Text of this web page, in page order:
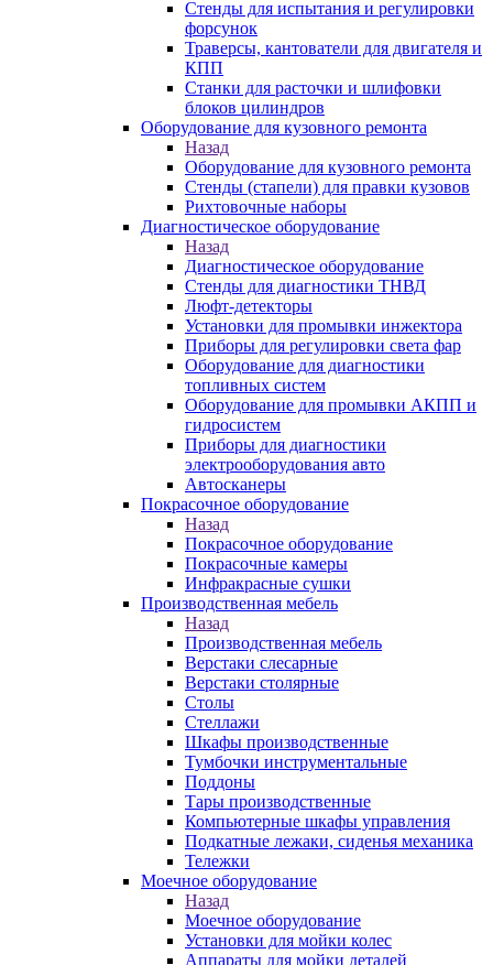
Стенды для испытания и регулировки
форсунок
Траверсы, кантователи для двигателя и
КПП
Станки для расточки и шлифовки
блоков цилиндров
Оборудование для кузовного ремонта
Назад
Оборудование для кузовного ремонта
Стенды (стапели) для правки кузовов
Рихтовочные наборы
Диагностическое оборудование
Назад
Диагностическое оборудование
Стенды для диагностики ТНВД
Люфт-детекторы
Установки для промывки инжектора
Приборы для регулировки света фар
Оборудование для диагностики
топливных систем
Оборудование для промывки АКПП и
гидросистем
Приборы для диагностики
электрооборудования авто
Автосканеры
Покрасочное оборудование
Назад
Покрасочное оборудование
Покрасочные камеры
Инфракрасные сушки
Производственная мебель
Назад
Производственная мебель
Верстаки слесарные
Верстаки столярные
Столы
Стеллажи
Шкафы производственные
Тумбочки инструментальные
Поддоны
Тары производственные
Компьютерные шкафы управления
Подкатные лежаки, сиденья механика
Тележки
Моечное оборудование
Назад
Моечное оборудование
Установки для мойки колес
Аппараты для мойки деталей